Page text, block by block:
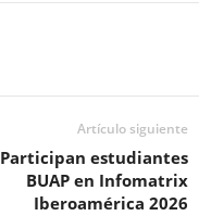
Artículo siguiente
Participan estudiantes
BUAP en Infomatrix
Iberoamérica 2026